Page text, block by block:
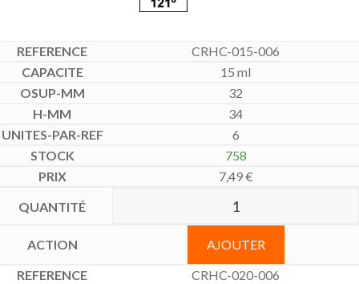
CRHC-015-006
15 ml
32
34
6
758
7,49€
AJOUTER
CRHC-020-006